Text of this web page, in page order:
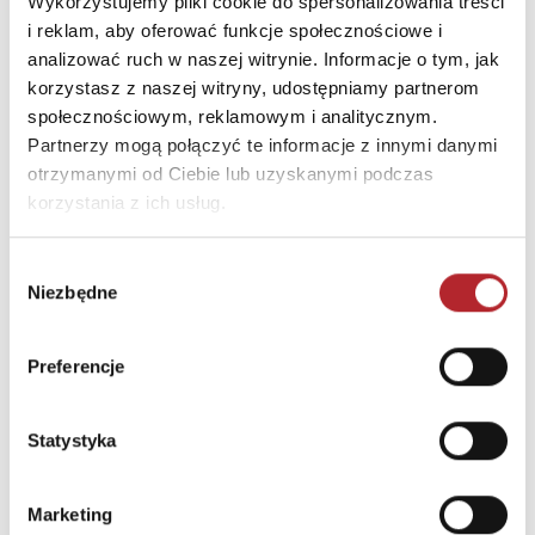
i reklam, aby oferować funkcje społecznościowe i
analizować ruch w naszej witrynie. Informacje o tym, jak
korzystasz z naszej witryny, udostępniamy partnerom
społecznościowym, reklamowym i analitycznym.
Partnerzy mogą połączyć te informacje z innymi danymi
otrzymanymi od Ciebie lub uzyskanymi podczas
korzystania z ich usług.
zgody
Niezbędne
Preferencje
Statystyka
Marketing
E-mail
biuro@goldenlacjum.pl
INNI KLIENCI KUPOWALI